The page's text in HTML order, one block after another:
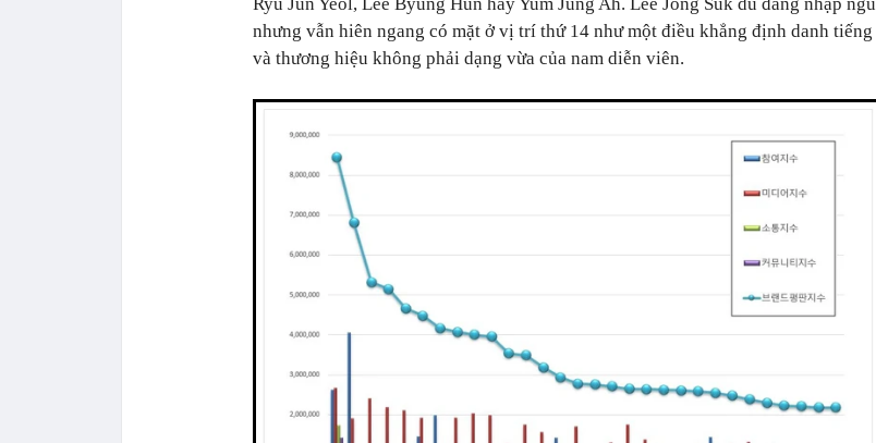
nhưng vẫn hiên ngang có mặt ở vị trí thứ 14 như một điều khẳng định danh tiếng
và thương hiệu không phải dạng vừa của nam diễn viên.